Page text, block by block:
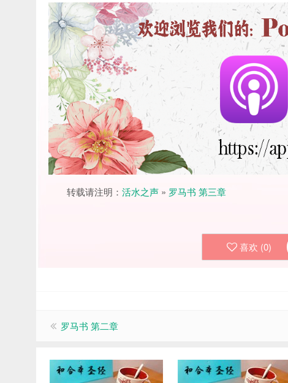
转载请注明： 活水之声 » 罗马书 第三章
喜欢 (0)
罗马书 第二章